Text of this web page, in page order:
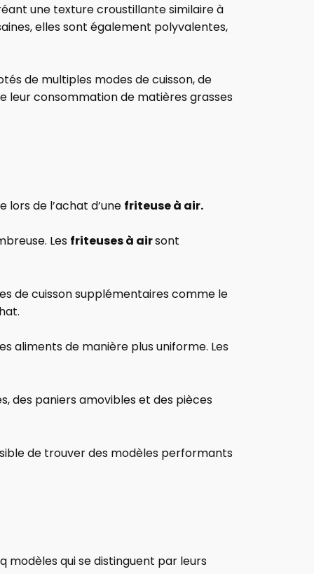
une texture croustillante similaire à
elles sont également polyvalentes,
de multiples modes de cuisson, de
leur consommation de matières grasses
de l’achat d’une friteuse à air.
Les friteuses à airsont
de cuisson supplémentaires comme le
aliments de manière plus uniforme. Les
des paniers amovibles et des pièces
de trouver des modèles performants
modèles qui se distinguent par leurs